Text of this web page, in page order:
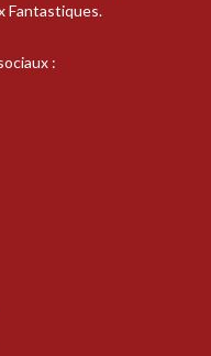
Fantastiques.
: